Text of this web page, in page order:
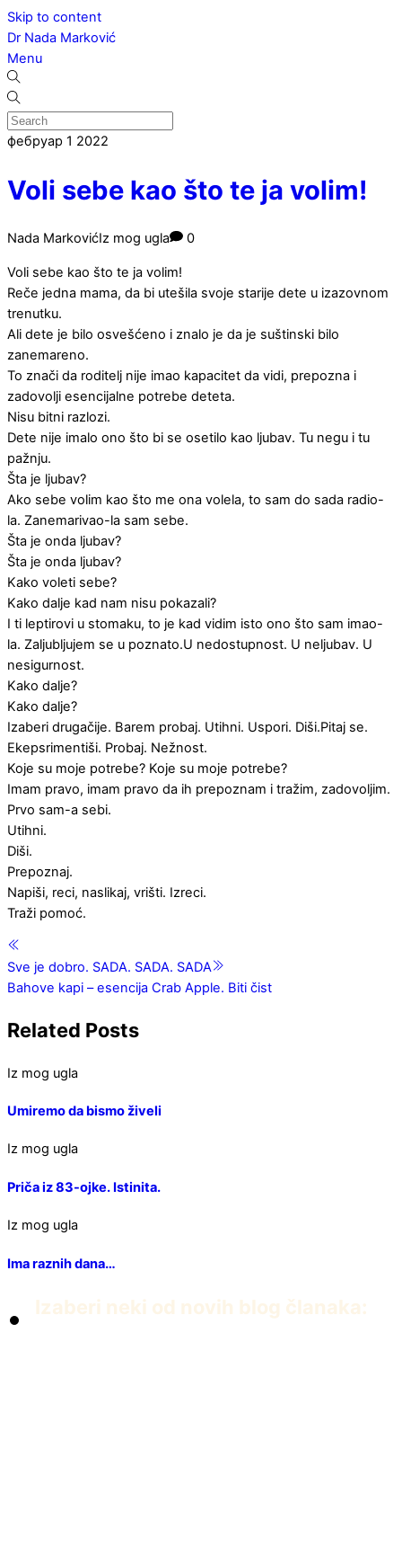
Skip to content
Dr Nada Marković
Menu
фебруар 1 2022
Voli sebe kao što te ja volim!
Nada MarkovićIz mog ugla 0
Voli sebe kao što te ja volim!
Reče jedna mama, da bi utešila svoje starije dete u izazovnom
trenutku.
Ali dete je bilo osvešćeno i znalo je da je suštinski bilo
zanemareno.
To znači da roditelj nije imao kapacitet da vidi, prepozna i
zadovolji esencijalne potrebe deteta.
Nisu bitni razlozi.
Dete nije imalo ono što bi se osetilo kao ljubav. Tu negu i tu
pažnju.
Šta je ljubav?
Ako sebe volim kao što me ona volela, to sam do sada radio-
la. Zanemarivao-la sam sebe.
Šta je onda ljubav?
Šta je onda ljubav?
Kako voleti sebe?
Kako dalje kad nam nisu pokazali?
I ti leptirovi u stomaku, to je kad vidim isto ono što sam imao-
la. Zaljubljujem se u poznato.U nedostupnost. U neljubav. U
nesigurnost.
Kako dalje?
Kako dalje?
Izaberi drugačije. Barem probaj. Utihni. Uspori. Diši.Pitaj se.
Ekepsrimentiši. Probaj. Nežnost.
Koje su moje potrebe? Koje su moje potrebe?
Imam pravo, imam pravo da ih prepoznam i tražim, zadovoljim.
Prvo sam-a sebi.
Utihni.
Diši.
Prepoznaj.
Napiši, reci, naslikaj, vrišti. Izreci.
Traži pomoć.
Sve je dobro. SADA. SADA. SADA
Bahove kapi – esencija Crab Apple. Biti čist
Related Posts
Iz mog ugla
Umiremo da bismo živeli
Iz mog ugla
Priča iz 83-ojke. Istinita.
Iz mog ugla
Ima raznih dana…
Izaberi neki od novih blog članaka: